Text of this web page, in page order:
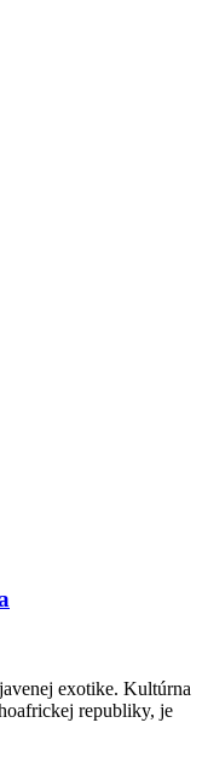
exotike. Kultúrna
republiky, je